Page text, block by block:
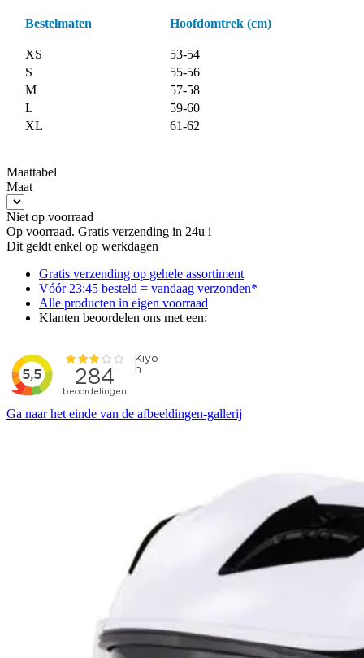
Bestelmaten Hoofdomtrek (cm)
XS
53-54
S
55-56
M
57-58
L
59-60
XL
61-62
Maattabel
Maat
Niet op voorraad
Op voorraad. Gratis verzending in 24u i
Dit geldt enkel op werkdagen
Gratis verzending op gehele assortiment
Vóór 23:45 besteld = vandaag verzonden*
Alle producten in eigen voorraad
Klanten beoordelen ons met een:
Ga naar het einde van de afbeeldingen-gallerij